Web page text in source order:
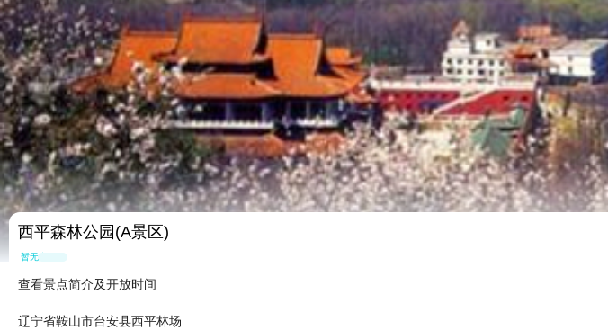
西平森林公园(A景区)
暂无点评
查看景点简介及开放时间
辽宁省鞍山市台安县西平林场